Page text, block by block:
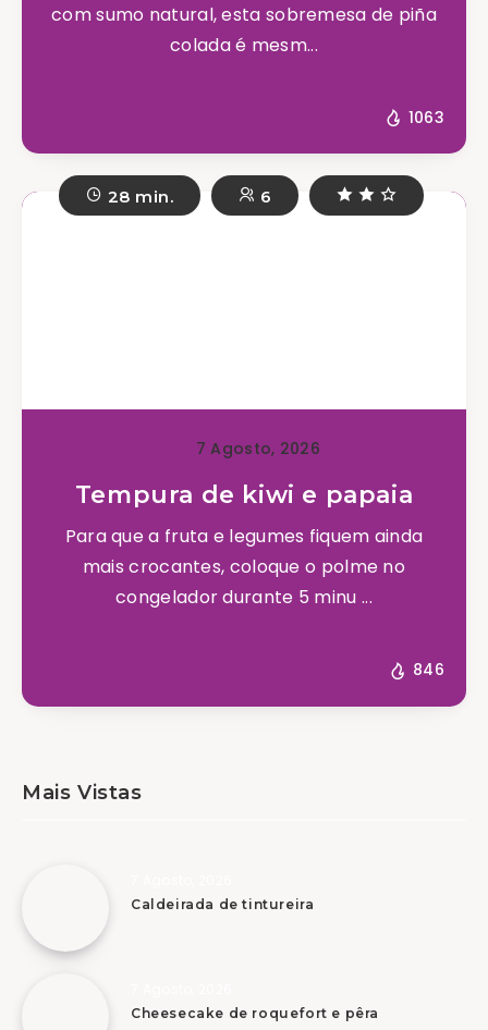
com sumo natural, esta sobremesa de piña
colada é mesm...
1063
28 min. 6
7 Agosto, 2026
Tempura de kiwi e papaia
Para que a fruta e legumes fiquem ainda
mais crocantes, coloque o polme no
congelador durante 5 minu ...
846
Mais Vistas
Caldeirada de tintureira
Cheesecake de roquefort e pêra